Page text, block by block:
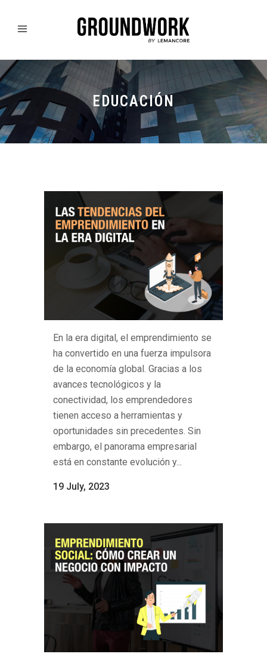
EDUCACIÓN
En la era digital, el emprendimiento se
ha convertido en una fuerza impulsora
de la economía global. Gracias a los
avances tecnológicos y la
conectividad, los emprendedores
tienen acceso a herramientas y
oportunidades sin precedentes. Sin
embargo, el panorama empresarial
está en constante evolución y...
19 July, 2023